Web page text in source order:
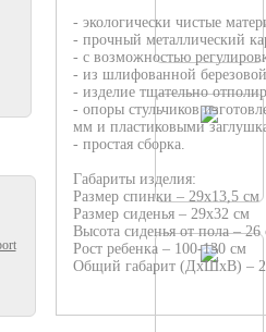
- экологически чистые
- прочный металлический
- с возможностью
- из шлифованной
- изделие тщательно
- опоры стульчиков
мм и пластиковыми
- простая сборка.
Габариты изделия:
Размер спинки – 29х13,5 см
Размер сиденья – 29х32 см
Высота сиденья от пола –
Рост ребенка – 100-130 см
Общий габарит (ДхШхВ) –